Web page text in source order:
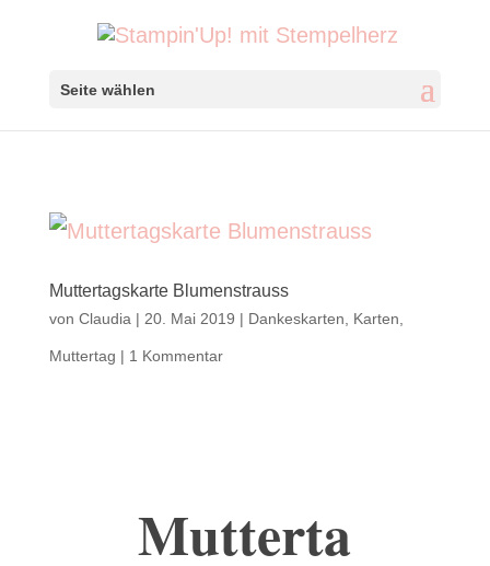
Seite wählen
Muttertagskarte Blumenstrauss
von Claudia | 20. Mai 2019 | Dankeskarten Karten
Muttertag | 1 Kommentar
Mutterta